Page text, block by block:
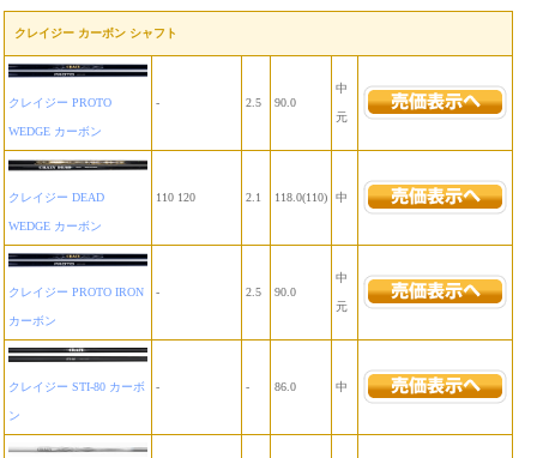
クレイジー カーボン シャフト
クレイジー PROTO
WEDGE カーボン
- 2.5 90.0
中
元
クレイジー DEAD
WEDGE カーボン
110 120 2.1 118.0(110) 中
クレイジー PROTO IRON
カーボン
- 2.5 90.0
中
元
クレイジー STI-80 カーボ
ン
- - 86.0 中